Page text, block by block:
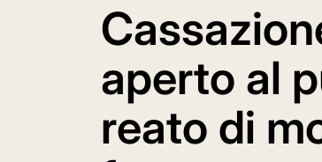
aperto al
reato di